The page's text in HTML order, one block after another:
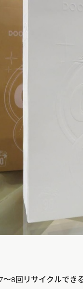
8回リサイクルでき